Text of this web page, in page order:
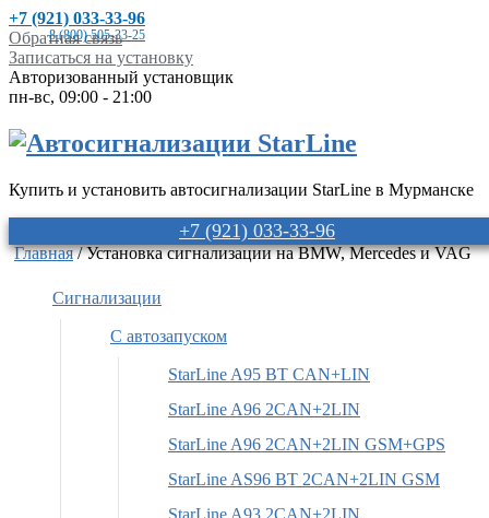
+7 (921) 033-33-96
8 (800) 505-33-25
Обратная связь
Записаться на установку
Авторизованный установщик
пн-вс, 09:00 - 21:00
Купить и установить автосигнализации StarLine в Мурманске
+7 (921) 033-33-96
Главная/ Установка сигнализации на BMW, Mercedes и VAG
Сигнализации
С автозапуском
StarLine A95 BT CAN+LIN
StarLine A96 2CAN+2LIN
StarLine A96 2CAN+2LIN GSM+GPS
StarLine AS96 BT 2CAN+2LIN GSM
StarLine A93 2CAN+2LIN